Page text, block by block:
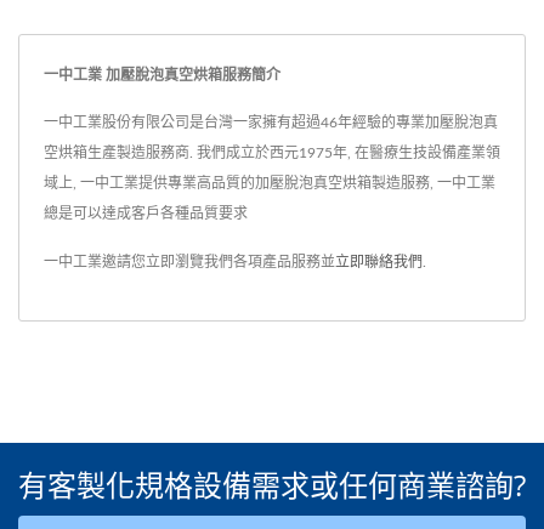
一中工業 加壓脫泡真空烘箱服務簡介
一中工業股份有限公司是台灣一家擁有超過46年經驗的專業加壓脫泡真
空烘箱生產製造服務商. 我們成立於西元1975年, 在醫療生技設備產業領
域上, 一中工業提供專業高品質的加壓脫泡真空烘箱製造服務, 一中工業
總是可以達成客戶各種品質要求
一中工業邀請您立即瀏覽我們各項產品服務並立即聯絡我們
有客製化規格設備需求或任何商業諮詢?